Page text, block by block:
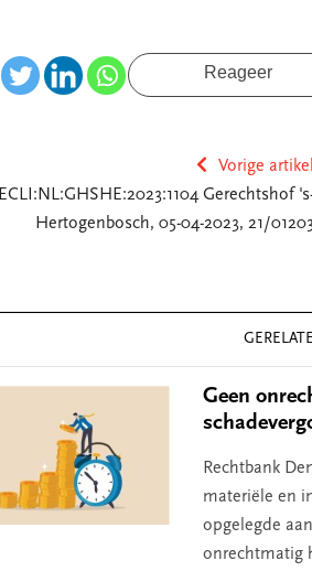
Reageer
Vorige artikel
ECLI:NL:GHSHE:2023:1104 Gerechtshof
Hertogenbosch, 05-04-2023, 21/
Geen
Rechtbank
materiële en
opgelegde
onrechtmatig